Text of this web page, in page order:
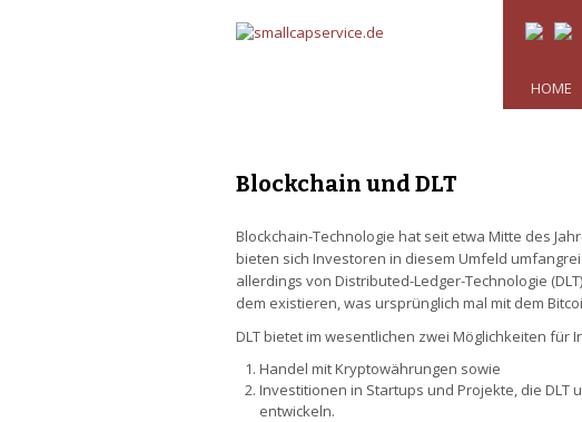
HOME
Blockchain und DLT
Blockchain-Technologie hat seit etwa Mitte des
bieten sich Investoren in diesem Umfeld
allerdings von Distributed-Ledger-Technologie
dem existieren, was ursprünglich mal mit dem
DLT bietet im wesentlichen zwei Möglichkeiten für
Handel mit Kryptowährungen sowie
Investitionen in Startups und Projekte, die
entwickeln.